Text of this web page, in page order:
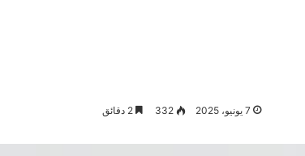
7 يونيو، 2025 332